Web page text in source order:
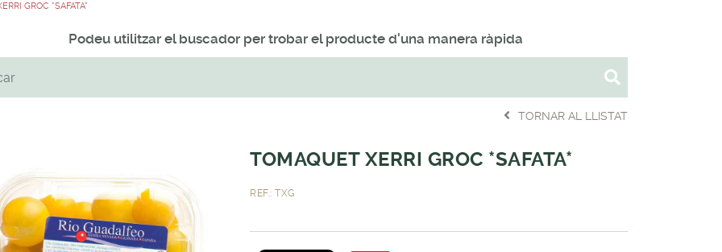
GROC *SAFATA*
Podeu utilitzar el buscador per trobar el producte d'una manera ràpida
TORNAR AL LLISTAT
TOMAQUET XERRI GROC *SAFATA*
REF.: TXG